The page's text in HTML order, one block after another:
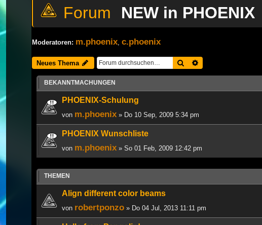
NEW in PHOENIX
Moderatoren: m.phoenix c.phoenix
Neues Thema Suche
BEKANNTMACHUNGEN
PHOENIX-Schulung
von m.phoenix » Do 10 Sep, 2009 5:34 pm
PHOENIX Wunschliste
von m.phoenix » So 01 Feb, 2009 12:42 pm
THEMEN
Align different color beams
von robertponzo » Do 04 Jul, 2013 11:11 pm